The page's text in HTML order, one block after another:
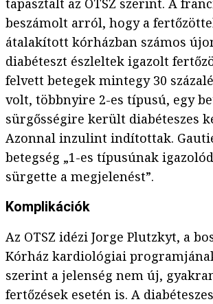
tapasztalt az OTSZ szerint. A
beszámolt arról, hogy a
átalakított kórházban számos
diabéteszt észleltek igazolt
felvett betegek mintegy 30
volt, többnyire 2-es típusú, egy
sürgősségire került diabéteszes
Azonnal inzulint indítottak.
betegség „1-es típusúnak
sürgette a megjelenést”.
Komplikációk
Az OTSZ idézi Jorge Plutzkyt, a
Kórház kardiológiai
szerint a jelenség nem új,
fertőzések esetén is. A